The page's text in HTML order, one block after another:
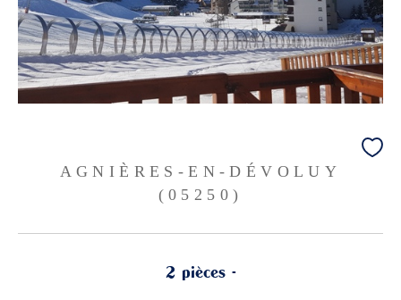
AGNIÈRES-EN-DÉVOLUY
(05250)
2 pièces -